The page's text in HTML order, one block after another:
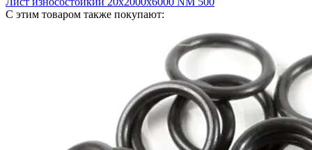
С этим товаром также покупают: